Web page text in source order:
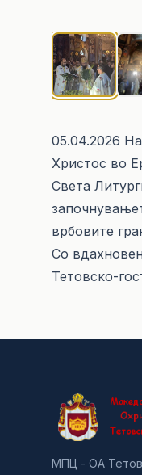
05.04.2026
Христос во
Света
врбовите
Со
Тетовско-
МПЦ - ОА